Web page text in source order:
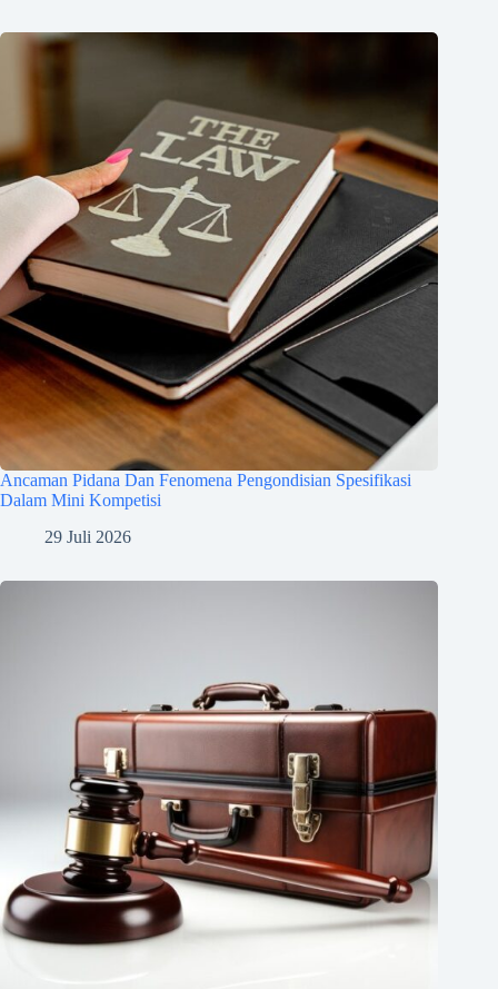
Ancaman Pidana Dan Fenomena Pengondisian Spesifikasi
Dalam Mini Kompetisi
29 Juli 2026